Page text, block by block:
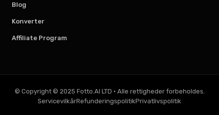
Blog
Konverter
Affiliate Program
© Copyright © 2025 Fotto.AI LTD · Alle rettigheder forbeholdes.
ServicevilkårRefunderingspolitikPrivatlivspolitik